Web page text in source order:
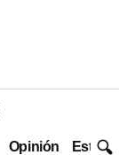
Opinión Estilo